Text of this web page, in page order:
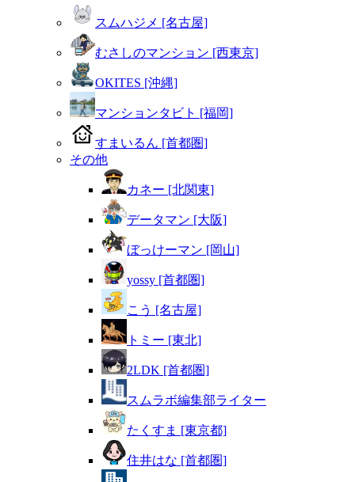
スムハジメ [名古屋]
むさしのマンション [西東京]
OKITES [沖縄]
マンションタビト [福岡]
すまいるん [首都圏]
その他
カネー [北関東]
データマン [大阪]
ぼっけーマン [岡山]
yossy [首都圏]
こう [名古屋]
トミー [東北]
2LDK [首都圏]
スムラボ編集部ライター
たくすま [東京都]
住井はな [首都圏]